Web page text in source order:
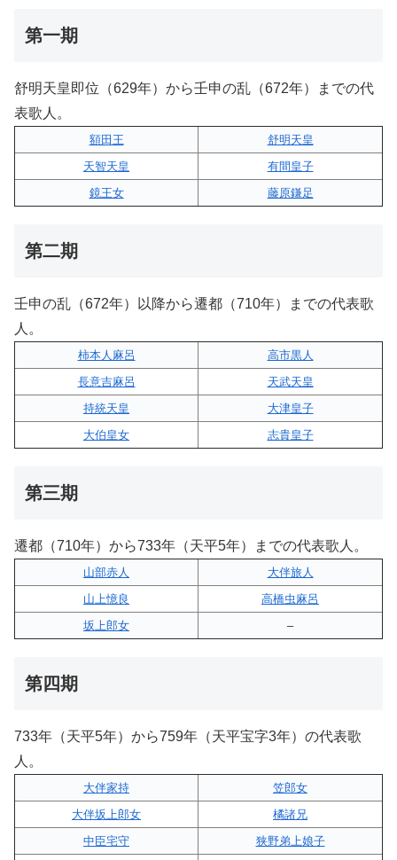
第一期
舒明天皇即位（629年）から壬申の乱（672年）までの代
表歌人。
額田王
舒明天皇
天智天皇
有間皇子
鏡王女
藤原鎌足
第二期
壬申の乱（672年）以降から遷都（710年）までの代表歌
人。
柿本人麻呂
高市黒人
長意吉麻呂
天武天皇
持統天皇
大津皇子
大伯皇女
志貴皇子
第三期
遷都（710年）から733年（天平5年）までの代表歌人。
山部赤人
大伴旅人
山上憶良
高橋虫麻呂
坂上郎女
–
第四期
733年（天平5年）から759年（天平宝字3年）の代表歌
人。
大伴家持
笠郎女
大伴坂上郎女
橘諸兄
中臣宅守
狭野弟上娘子